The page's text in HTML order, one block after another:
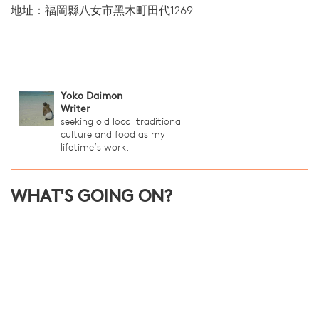
地址：福岡縣八女市黑木町田代1269
Yoko Daimon
Writer
seeking old local traditional
culture and food as my
lifetime’s work.
WHAT'S GOING ON?